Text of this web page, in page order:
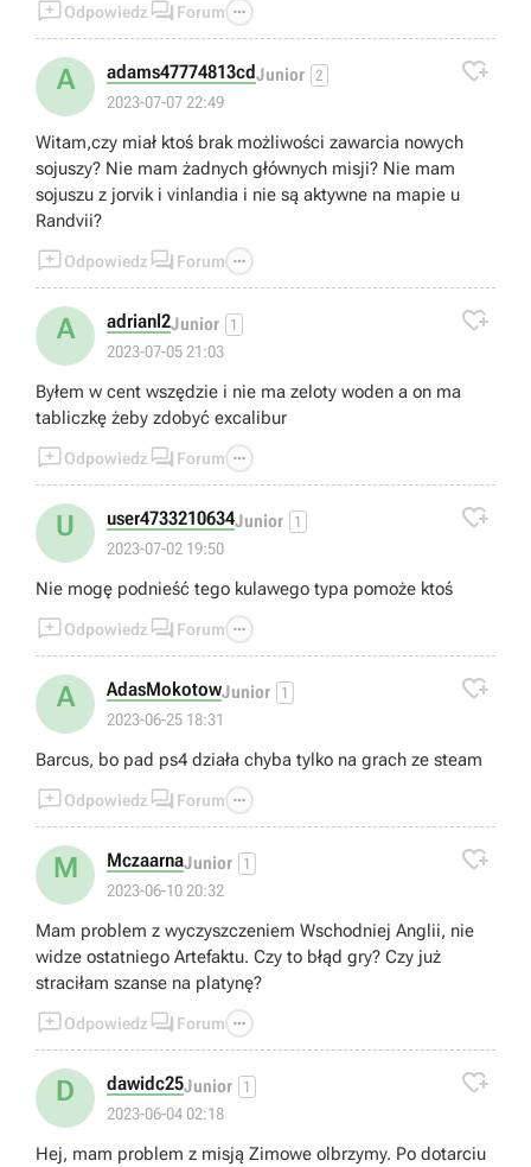
Odpowiedz  Forum 
A adams47774813cdJunior 2
2023-07-07 22:49

Witam,czy miał ktoś brak możliwości zawarcia nowych
sojuszy? Nie mam żadnych głównych misji? Nie mam
sojuszu z jorvik i vinlandia i nie są aktywne na mapie u
Randvii?
Odpowiedz  Forum 
A adrianl2Junior 1
2023-07-05 21:03

Byłem w cent wszędzie i nie ma zeloty woden a on ma
tabliczkę żeby zdobyć excalibur
Odpowiedz  Forum 
U user4733210634Junior 1
2023-07-02 19:50

Nie mogę podnieść tego kulawego typa pomoże ktoś
Odpowiedz  Forum 
A AdasMokotowJunior 1
2023-06-25 18:31

Barcus, bo pad ps4 działa chyba tylko na grach ze steam
Odpowiedz  Forum 
M MczaarnaJunior 1
2023-06-10 20:32

Mam problem z wyczyszczeniem Wschodniej Anglii, nie
widze ostatniego Artefaktu. Czy to błąd gry? Czy już
straciłam szanse na platynę?
Odpowiedz  Forum 
D dawidc25Junior 1
2023-06-04 02:18

Hej, mam problem z misją Zimowe olbrzymy. Po dotarciu